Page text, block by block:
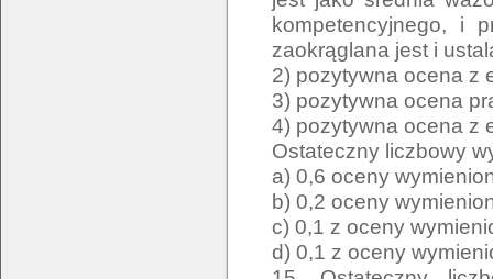
kompetencyjnego, i
zaokrąglana jest i
2) pozytywna ocena z
3) pozytywna ocena
4) pozytywna ocena z
Ostateczny liczbowy
a) 0,6 oceny
b) 0,2 oceny
c) 0,1 z oceny
d) 0,1 z oceny